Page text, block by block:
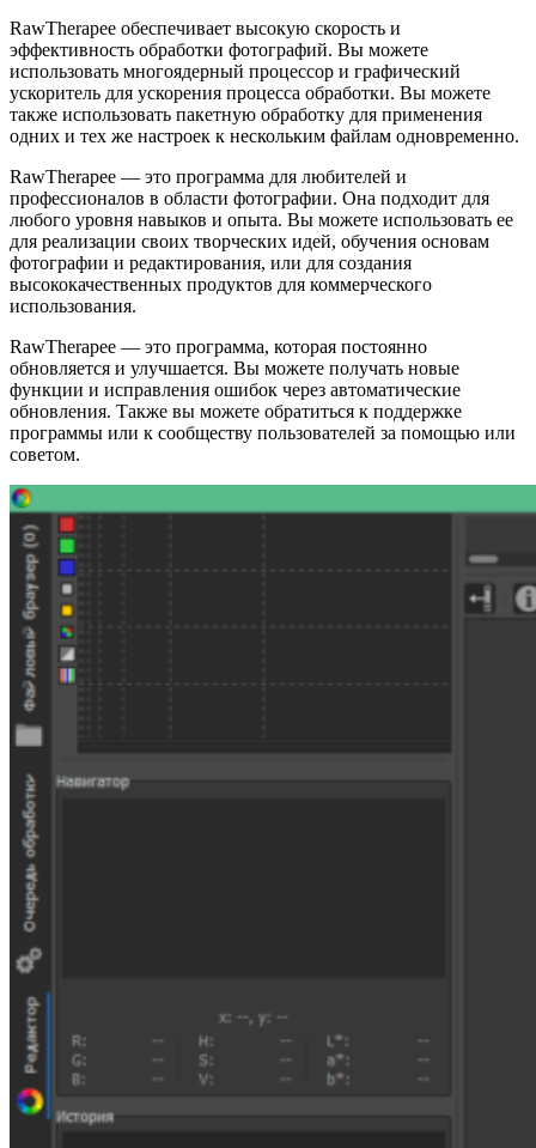
RawTherapee обеспечивает высокую скорость и
эффективность обработки фотографий. Вы можете
использовать многоядерный процессор и графический
ускоритель для ускорения процесса обработки. Вы можете
также использовать пакетную обработку для применения
одних и тех же настроек к нескольким файлам одновременно.
RawTherapee — это программа для любителей и
профессионалов в области фотографии. Она подходит для
любого уровня навыков и опыта. Вы можете использовать ее
для реализации своих творческих идей, обучения основам
фотографии и редактирования, или для создания
высококачественных продуктов для коммерческого
использования.
RawTherapee — это программа, которая постоянно
обновляется и улучшается. Вы можете получать новые
функции и исправления ошибок через автоматические
обновления. Также вы можете обратиться к поддержке
программы или к сообществу пользователей за помощью или
советом.